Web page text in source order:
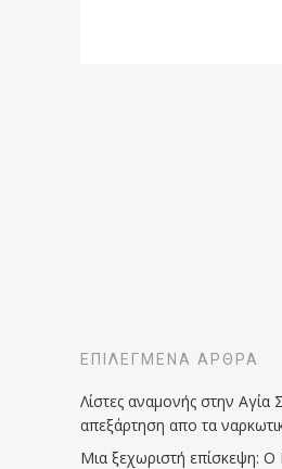
ΕΠΙΛΕΓΜΈΝΑ ΆΡΘΡΑ
Λίστες αναμονής στην Αγία
απεξάρτηση απο τα
Μια ξεχωριστή επίσκεψη: Ο